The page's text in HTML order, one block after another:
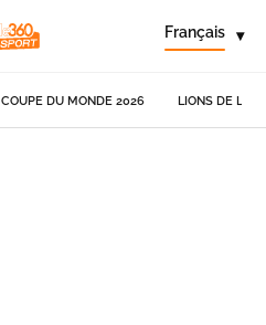
Français ▾
COUPE DU MONDE 2026 LIONS DE